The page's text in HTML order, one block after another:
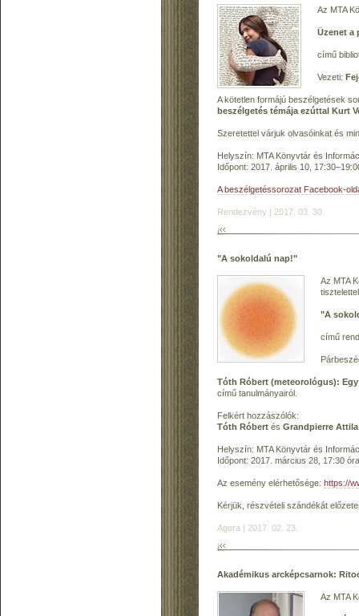
Az MTA
Üzenet a
című
Vezeti:
A kötetlen formájú beszélgetések
beszélgetés témája ezúttal Kurt
Szeretettel várjuk olvasóinkat és
Helyszín: MTA Könyvtár és
Időpont: 2017. április 10,
A beszélgetéssorozat Facebook-
Rendezvény | 2017. 03. 30.
"A sokoldalú nap!"
Az MTA
"A
című
Tóth Róbert (meteorológus):
című tanulmányairól.
Felkért hozzászólók:
Tóth Róbert és Grandpierre Attila
Helyszín: MTA Könyvtár és
Időpont: 2017. március 28, 17:30 óra
Az esemény elérhetősége: https://
Kérjük, részvételi szándékát
Agora | 2017. 02. 23.
Akadémikus arcképcsarnok:
Az MTA